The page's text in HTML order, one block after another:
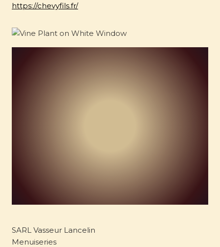
https://chevyfils.fr/
SARL Vasseur Lancelin
Menuiseries